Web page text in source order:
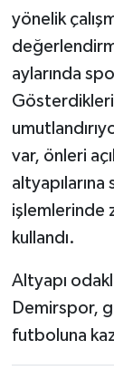
yönelik
aylarında
var, önleri
işlemlerinde
kullandı.
Altyapı
Demirspor,
futboluna